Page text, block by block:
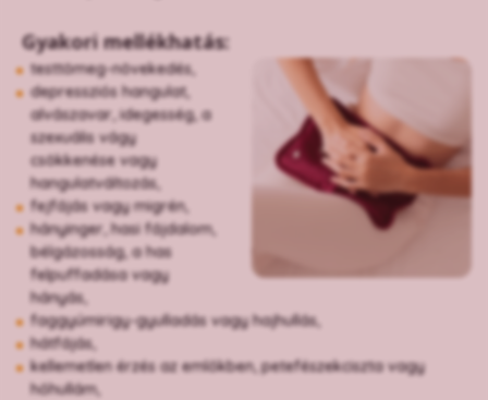
Gyakori mellékhatás:
testtömeg-növekedés,
depressziós hangulat,
alvászavar, idegesség, a
szexuális vágy
csökkenése vagy
hangulatváltozás,
fejfájás vagy migrén,
hányinger, hasi fájdalom,
bélgázosság, a has
felpuffadása vagy
hányás,
faggyúmirigy-gyulladás vagy hajhullás,
hátfájás,
kellemetlen érzés az emlőkben, petefészekciszta vagy
hőhullám,